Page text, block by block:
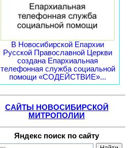
В Новосибирской Епархии
Русской Православной Церкви
создана Епархиальная
телефонная служба социальной
помощи «СОДЕЙСТВИЕ»...
САЙТЫ НОВОСИБИРСКОЙ
МИТРОПОЛИИ
Яндекс поиск по сайту